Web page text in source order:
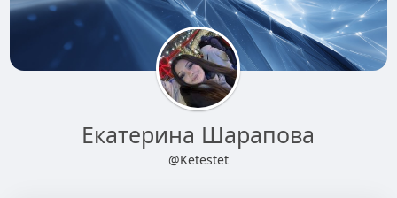
Екатерина Шарапова
@Ketestet